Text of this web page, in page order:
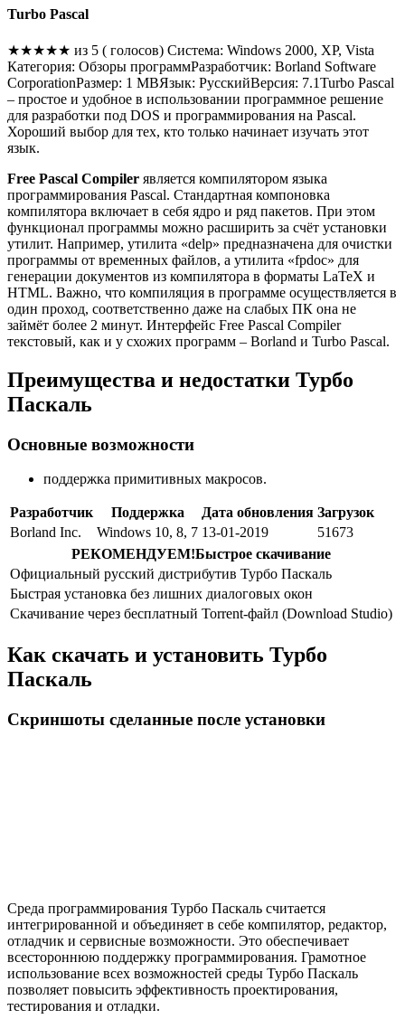
Turbo Pascal
★★★★★ из 5 ( голосов) Система: Windows 2000, XP, Vista
Категория: Обзоры программРазработчик: Borland Software
CorporationРазмер: 1 MBЯзык: РусскийВерсия: 7.1Turbo Pascal
– простое и удобное в использовании программное решение
для разработки под DOS и программирования на Pascal.
Хороший выбор для тех, кто только начинает изучать этот
язык.
Free Pascal Compiler является компилятором языка
программирования Pascal. Стандартная компоновка
компилятора включает в себя ядро и ряд пакетов. При этом
функционал программы можно расширить за счёт установки
утилит. Например, утилита «delp» предназначена для очистки
программы от временных файлов, а утилита «fpdoc» для
генерации документов из компилятора в форматы LaTeX и
HTML. Важно, что компиляция в программе осуществляется в
один проход, соответственно даже на слабых ПК она не
займёт более 2 минут. Интерфейс Free Pascal Compiler
текстовый, как и у схожих программ – Borland и Turbo Pascal.
Преимущества и недостатки Турбо
Паскаль
Основные возможности
поддержка примитивных макросов.
Разработчик Поддержка Дата обновления Загрузок
Borland Inc.
Windows 10, 8, 7 13-01-2019
51673
РЕКОМЕНДУЕМ!Быстрое скачивание
Официальный русский дистрибутив Турбо Паскаль
Быстрая установка без лишних диалоговых окон
Скачивание через бесплатный Torrent-файл (Download Studio)
Как скачать и установить Турбо
Паскаль
Скриншоты сделанные после установки
Среда программирования Турбо Паскаль считается
интегрированной и объединяет в себе компилятор, редактор,
отладчик и сервисные возможности. Это обеспечивает
всестороннюю поддержку программирования. Грамотное
использование всех возможностей среды Турбо Паскаль
позволяет повысить эффективность проектирования,
тестирования и отладки.